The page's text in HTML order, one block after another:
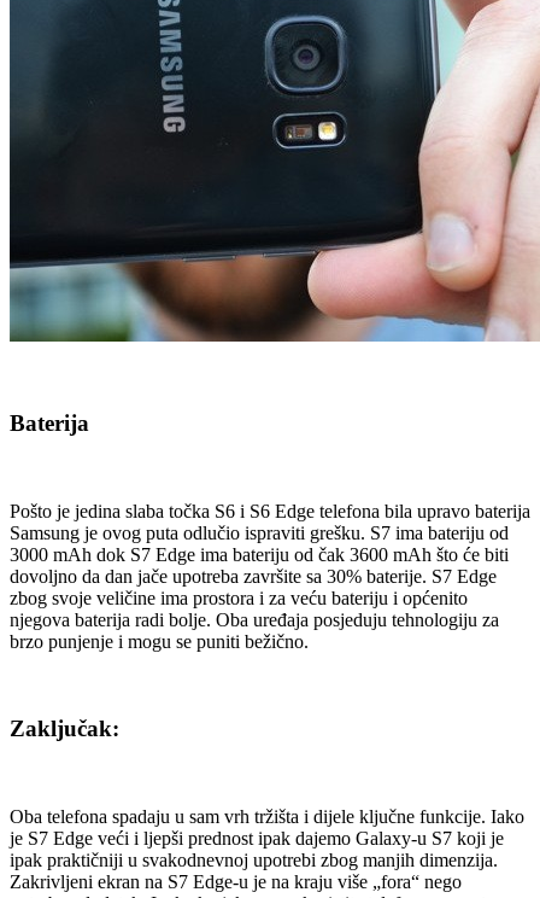
Baterija
Pošto je jedina slaba točka S6 i S6 Edge telefona bila upravo baterija
Samsung je ovog puta odlučio ispraviti grešku. S7 ima bateriju od
3000 mAh dok S7 Edge ima bateriju od čak 3600 mAh što će biti
dovoljno da dan jače upotreba završite sa 30% baterije. S7 Edge
zbog svoje veličine ima prostora i za veću bateriju i općenito
njegova baterija radi bolje. Oba uređaja posjeduju tehnologiju za
brzo punjenje i mogu se puniti bežično.
Zaključak:
Oba telefona spadaju u sam vrh tržišta i dijele ključne funkcije. Iako
je S7 Edge veći i ljepši prednost ipak dajemo Galaxy-u S7 koji je
ipak praktičniji u svakodnevnoj upotrebi zbog manjih dimenzija.
Zakrivljeni ekran na S7 Edge-u je na kraju više „fora“ nego